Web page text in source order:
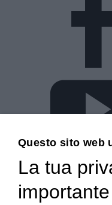
Questo sito web
La tua
importante